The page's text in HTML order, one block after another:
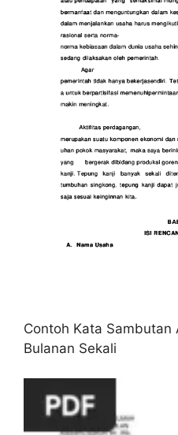
Contoh Kata Sambutan
Bulanan Sekali